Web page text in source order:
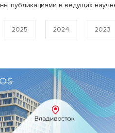
публикациями в ведущих
2025 2024 2023